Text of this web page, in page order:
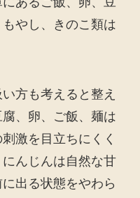
やし、きのこ類は
方も考えると整え
、卵、ご飯、麺は
激を目立ちにくく
んじんは自然な甘
出る状態をやわら